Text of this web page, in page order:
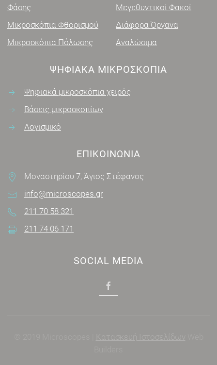
Φάσης
Μικροσκόπια Φθορισμού
Μικροσκόπια Πόλωσης
Μεγεθυντικοί Φακοί
Διάφορα Όργανα
Αναλώσιμα
ΨΗΦΙΑΚΑ ΜΙΚΡΟΣΚΌΠΙΑ
Ψηφιακά μικροσκόπια χειρός
Βάσεις μικροσκοπίων
Λογισμικό
ΕΠΙΚΟΙΝΩΝΊΑ
Μοναστηρίου 7, Άγιος Στέφανος
info@microscopes.gr
211 70 58 321
211 74 06 171
SOCIAL MEDIA
Κατασκευή Ιστοσελίδων